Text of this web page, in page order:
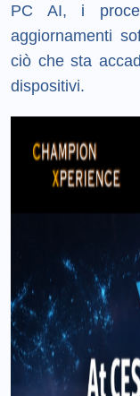
PC AI, i
aggiornamenti
ciò che sta
dispositivi.